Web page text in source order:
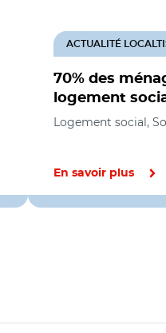
70% des
logement
ACTUALITÉ
Logement social,
En savoir plus